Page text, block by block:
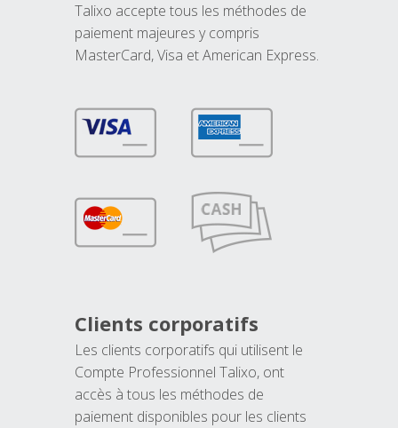
Talixo accepte tous les méthodes de
paiement majeures y compris
MasterCard, Visa et American Express.
Clients corporatifs
Les clients corporatifs qui utilisent le
Compte Professionnel Talixo, ont
accès à tous les méthodes de
paiement disponibles pour les clients